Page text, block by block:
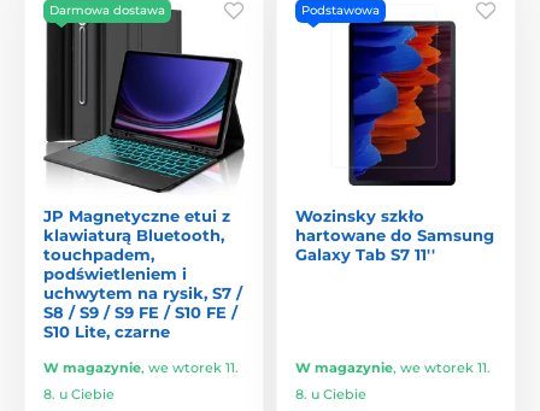
Darmowa dostawa
JP Magnetyczne etui z
klawiaturą Bluetooth,
touchpadem,
podświetleniem i
uchwytem na rysik, S7 /
S8 / S9 / S9 FE / S10 FE /
S10 Lite, czarne
W magazynie, we wtorek 11.
8. u Ciebie
Podstawowa
Wozinsky szkło
hartowane do Samsung
Galaxy Tab S7 11''
W magazynie, we wtorek 11.
8. u Ciebie